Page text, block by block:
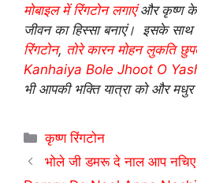
मोबाइल में रिंगटोन लगाएंऔर कृष्ण के
जीवन का हिस्सा बनाएं। इसके साथ
रिंगटोन, तोरे कारन मोहन लुकति
Kanhaiya Bole Jhoot O
भी आपकी भक्ति यात्रा को और मधुर
Categories
कृष्ण रिंगटोन
भोले जी डमरू दे नाल आप